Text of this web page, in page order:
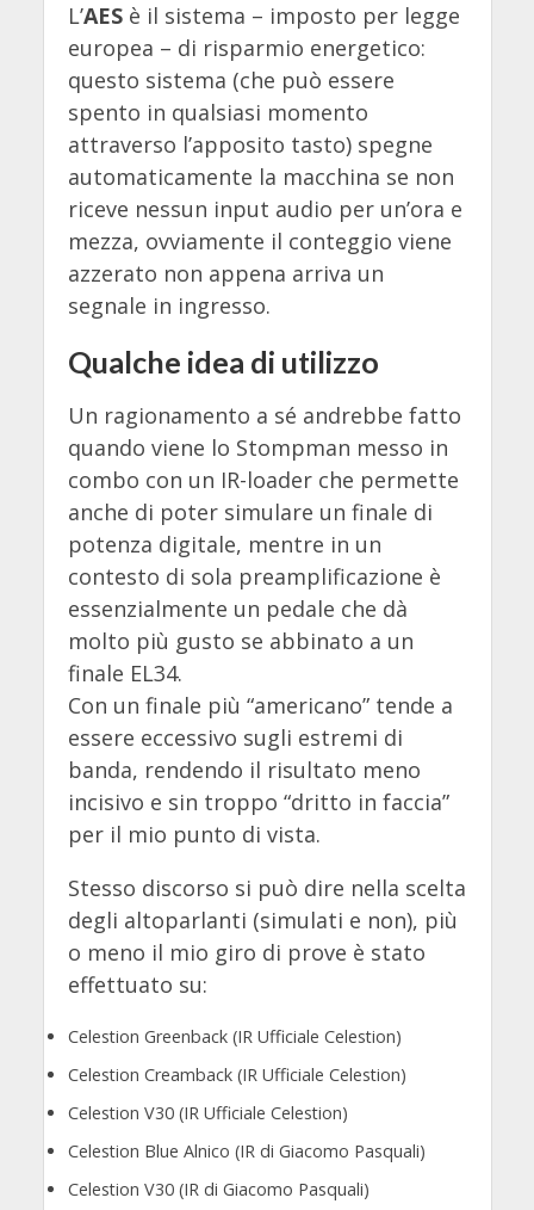
L’AES è il sistema – imposto per legge
europea – di risparmio energetico:
questo sistema (che può essere
spento in qualsiasi momento
attraverso l’apposito tasto) spegne
automaticamente la macchina se non
riceve nessun input audio per un’ora e
mezza, ovviamente il conteggio viene
azzerato non appena arriva un
segnale in ingresso.
Qualche idea di utilizzo
Un ragionamento a sé andrebbe fatto
quando viene lo Stompman messo in
combo con un IR-loader che permette
anche di poter simulare un finale di
potenza digitale, mentre in un
contesto di sola preamplificazione è
essenzialmente un pedale che dà
molto più gusto se abbinato a un
finale EL34.
Con un finale più “americano” tende a
essere eccessivo sugli estremi di
banda, rendendo il risultato meno
incisivo e sin troppo “dritto in faccia”
per il mio punto di vista.
Stesso discorso si può dire nella scelta
degli altoparlanti (simulati e non), più
o meno il mio giro di prove è stato
effettuato su:
Celestion Greenback (IR Ufficiale Celestion)
Celestion Creamback (IR Ufficiale Celestion)
Celestion V30 (IR Ufficiale Celestion)
Celestion Blue Alnico (IR di Giacomo Pasquali)
Celestion V30 (IR di Giacomo Pasquali)